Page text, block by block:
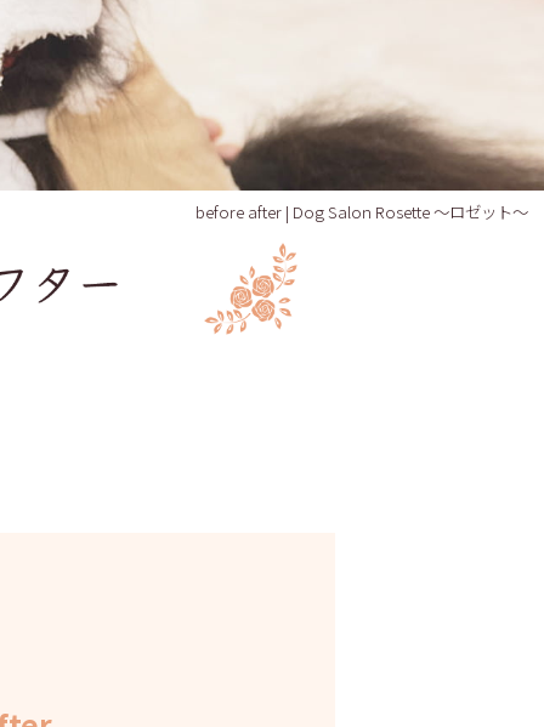
before after | Dog Salon Rosette ～ロゼット～